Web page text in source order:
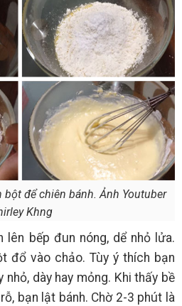
để chiên bánh. Ảnh Youtuber
Khng
lên bếp đun nóng, dể nhỏ lửa.
đổ vào chảo. Tùy ý thích bạn
dày hay mỏng. Khi thấy bề
bạn lật bánh. Chờ 2-3 phút là